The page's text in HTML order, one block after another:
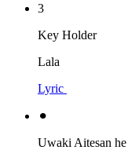
3
Key Holder
Lala
Lyric
⚫︎
Uwaki Aitesan he